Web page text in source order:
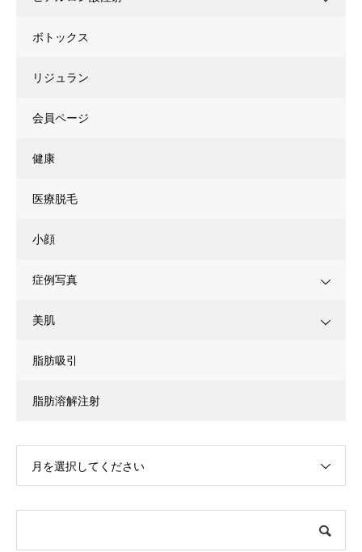
ボトックス
リジュラン
会員ページ
健康
医療脱毛
小顔
症例写真
美肌
脂肪吸引
脂肪溶解注射
月を選択してください